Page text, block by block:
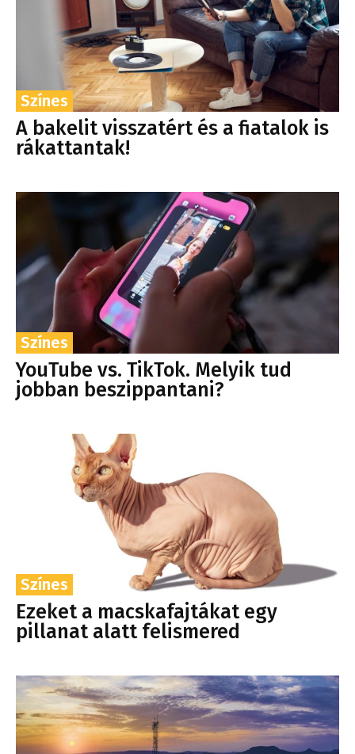
Színes
A bakelit visszatért és a fiatalok is
rákattantak!
Színes
YouTube vs. TikTok. Melyik tud
jobban beszippantani?
Színes
Ezeket a macskafajtákat egy
pillanat alatt felismered